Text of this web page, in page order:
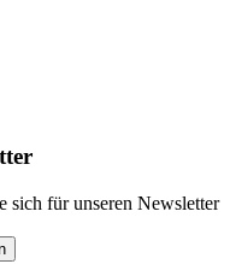
sich für unseren Newsletter